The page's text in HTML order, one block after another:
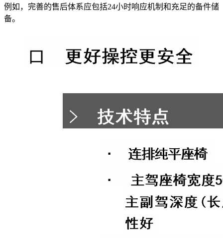
例如，完善的售后体系应包括24小时响应机制和充足的备件储
备。